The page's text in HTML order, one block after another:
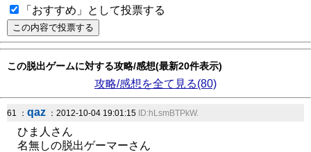
「おすすめ」として投票する
この脱出ゲームに対する攻略/感想(最新20件表示)
攻略/感想を全て見る(80)
61 ： qaz ：2012-10-04 19:01:15 ID:hLsmBTPkW.
ひま人さん
名無しの脱出ゲーマーさん